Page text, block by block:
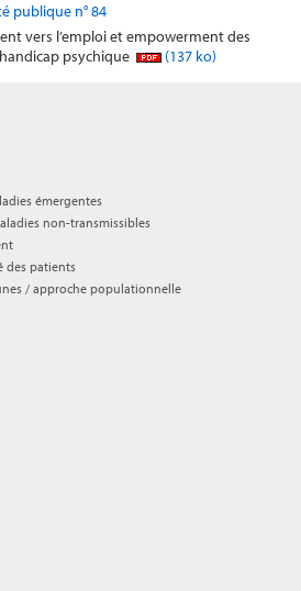
publique n° 84
vers l’emploi et empowerment des
psychique
(137 ko)
émergentes
non-transmissibles
des patients
/ approche populationnelle